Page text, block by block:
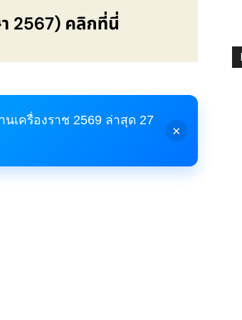
เครื่องราช 2569 ล่าสุด 27
×